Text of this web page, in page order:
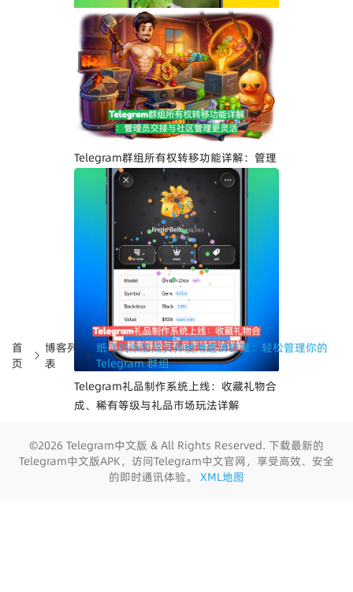
Telegram界面全面升级：安卓版全新设
计、iOS Liquid Glass优化与操作体验提
升
Telegram群组所有权转移功能详解：管理
员交接与社区管理更灵活
Telegram礼品制作系统上线：收藏礼物合
成、稀有等级与礼品市场玩法详解
首
页
博客列
表
纸飞机添加成员并使用邀请链接：轻松管理你的
Telegram 群组
©2026 Telegram中文版 & All Rights Reserved. 下载最新的
Telegram中文版APK，访问Telegram中文官网，享受高效、安全
的即时通讯体验。 XML地图